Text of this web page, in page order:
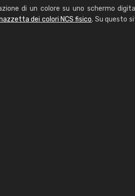
di un colore su uno schermo
dei colori NCS fisico. Su questo